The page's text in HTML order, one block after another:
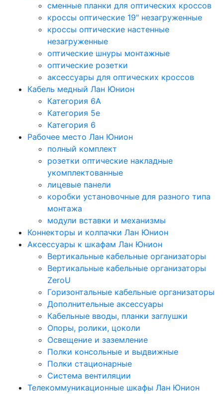
сменные планки для оптических кроссов
кроссы оптические 19" незагруженные
кроссы оптические настенные
незагруженные
оптические шнуры монтажные
оптические розетки
аксессуары для оптических кроссов
Кабель медный Лан Юнион
Категория 6A
Категория 5e
Категория 6
Рабочее место Лан Юнион
полный комплект
розетки оптические накладные
укомплектованные
лицевые панели
коробки установочные для разного типа
монтажа
модули вставки и механизмы
Коннекторы и колпачки Лан Юнион
Аксессуары к шкафам Лан Юнион
Вертикальные кабельные организаторы
Вертикальные кабельные организаторы
ZeroU
Горизонтальные кабельные организаторы
Дополнительные аксессуары
Кабельные вводы, планки заглушки
Опоры, ролики, цоколи
Освещение и заземление
Полки консольные и выдвижные
Полки стационарные
Система вентиляции
Телекоммуникационные шкафы Лан Юнион